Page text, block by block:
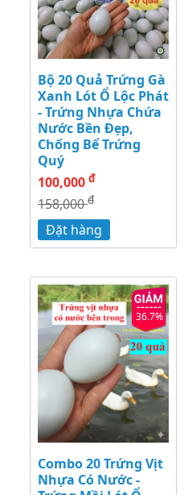
Bộ 20 Quả Trứng Gà
Xanh Lót Ổ Lộc Phát
- Trứng Nhựa Chứa
Nước Bền Đẹp,
Chống Bể Trứng
Quý
100,000 đ
158,000đ
Đặt hàng
36.7%
Combo 20 Trứng Vịt
Nhựa Có Nước -